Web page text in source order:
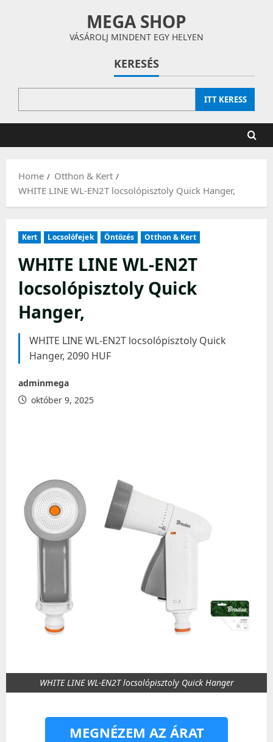
MEGA SHOP
VÁSÁROLJ MINDENT EGY HELYEN
KERESÉS
ITT KERESS
Home
Otthon & Kert
WHITE LINE WL-EN2T locsolópisztoly Quick Hanger,
Kert Locsolófejek Öntözés Otthon & Kert
WHITE LINE WL-EN2T
locsolópisztoly Quick
Hanger,
WHITE LINE WL-EN2T locsolópisztoly Quick
Hanger, 2090 HUF
adminmega
október 9, 2025
WHITE LINE WL-EN2T locsolópisztoly Quick Hanger
MEGNÉZEM AZ ÁRAT